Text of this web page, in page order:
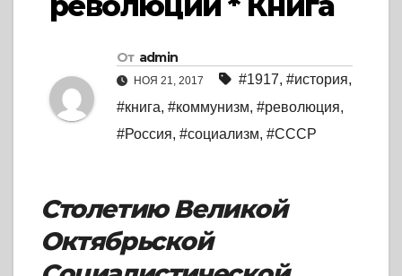
От admin
НОЯ 21, 2017 #1917, #история,
#книга, #коммунизм, #революция,
#Россия, #социализм, #СССР
Столетию Великой
Октябрьской